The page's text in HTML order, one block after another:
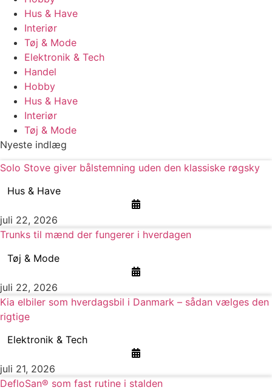
Hus & Have
Interiør
Tøj & Mode
Elektronik & Tech
Handel
Hobby
Hus & Have
Interiør
Tøj & Mode
Nyeste indlæg
Solo Stove giver bålstemning uden den klassiske røgsky
Hus & Have
juli 22, 2026
Trunks til mænd der fungerer i hverdagen
Tøj & Mode
juli 22, 2026
Kia elbiler som hverdagsbil i Danmark – sådan vælges den
rigtige
Elektronik & Tech
juli 21, 2026
DefloSan® som fast rutine i stalden